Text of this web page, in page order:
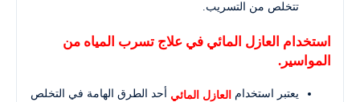
تتخلص من التسريب.
استخدام العازل المائي في علاج تسرب المياه من
المواسير.
يعتبر استخدام العازل المائي أحد الطرق الهامة في التخلص